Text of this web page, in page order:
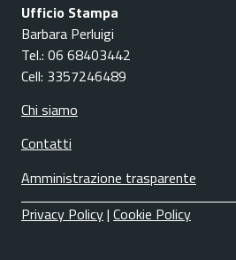
Ufficio Stampa
Barbara Perluigi
Tel.: 06 68403442
Cell: 3357246489
Chi siamo
Contatti
Amministrazione trasparente
Privacy Policy| Cookie Policy